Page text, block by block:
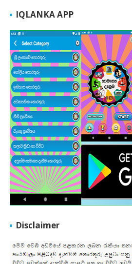
IQLANKA APP
Disclaimer